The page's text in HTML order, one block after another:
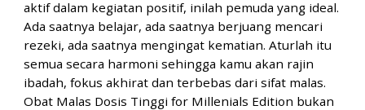
aktif dalam kegiatan positif, inilah pemuda yang ideal.
Ada saatnya belajar, ada saatnya berjuang mencari
rezeki, ada saatnya mengingat kematian. Aturlah itu
semua secara harmoni sehingga kamu akan rajin
ibadah, fokus akhirat dan terbebas dari sifat malas.
Obat Malas Dosis Tinggi for Millenials Edition bukan